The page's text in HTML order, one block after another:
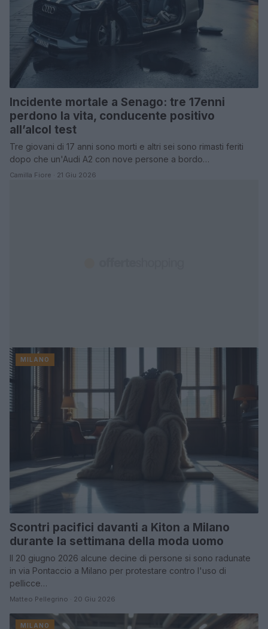
Incidente mortale a Senago: tre 17enni
perdono la vita, conducente positivo
all’alcol test
Tre giovani di 17 anni sono morti e altri sei sono rimasti feriti
dopo che un'Audi A2 con nove persone a bordo…
Camilla Fiore · 21 Giu 2026
MILANO
Scontri pacifici davanti a Kiton a Milano
durante la settimana della moda uomo
Il 20 giugno 2026 alcune decine di persone si sono radunate
in via Pontaccio a Milano per protestare contro l'uso di
pellicce…
Matteo Pellegrino · 20 Giu 2026
MILANO